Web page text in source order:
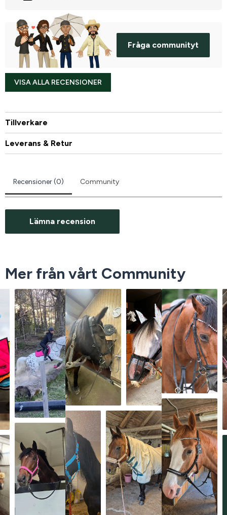
Fråga communityt
VISA ALLA RECENSIONER
Tillverkare
Leverans & Retur
Recensioner (0) Community
Lämna recension
Mer från vårt Community